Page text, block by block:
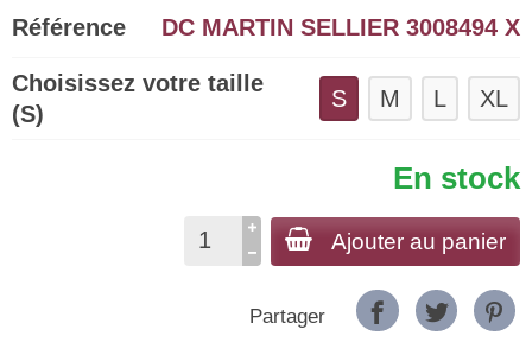
Référence DC MARTIN SELLIER 3008494 X
Choisissez votre taille
(S)
S M L XL
En stock
Ajouter au panier
Partager